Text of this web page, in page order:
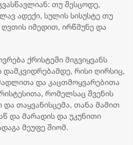
თუ შესცოდე,
ადექი, სულის სისუსტე თუ
იმედით, ირწმუნე და
ქრისტეში მიგვიყვანს
რისი ღირსიც,
და კაცთმოყვარებითა
რომელსაც შვენის
თაყვანისცემა, თანა მამით
და მარადის და უკუნითი
მეუფე შიომ.